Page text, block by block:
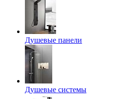
Душевые панели
Душевые системы